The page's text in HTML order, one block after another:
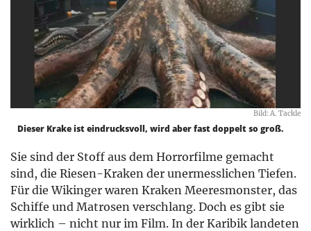
Bild: A. Tackle
Dieser Krake ist eindrucksvoll, wird aber fast doppelt so groß.
Sie sind der Stoff aus dem Horrorfilme gemacht
sind, die Riesen-Kraken der unermesslichen Tiefen.
Für die Wikinger waren Kraken Meeresmonster, das
Schiffe und Matrosen verschlang. Doch es gibt sie
wirklich – nicht nur im Film. In der Karibik landeten